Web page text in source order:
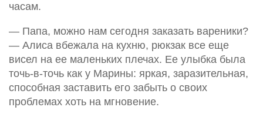
часам.
— Папа, можно нам сегодня заказать вареники?
— Алиса вбежала на кухню, рюкзак все еще
висел на ее маленьких плечах. Ее улыбка была
точь-в-точь как у Марины: яркая, заразительная,
способная заставить его забыть о своих
проблемах хоть на мгновение.